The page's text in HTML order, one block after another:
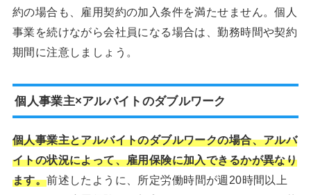
約の場合も、雇用契約の加入条件を満たせません。個人
事業を続けながら会社員になる場合は、勤務時間や契約
期間に注意しましょう。
個人事業主×アルバイトのダブルワーク
個人事業主とアルバイトのダブルワークの場合、アルバ
イトの状況によって、雇用保険に加入できるかが異なり
ます。前述したように、所定労働時間が週20時間以上